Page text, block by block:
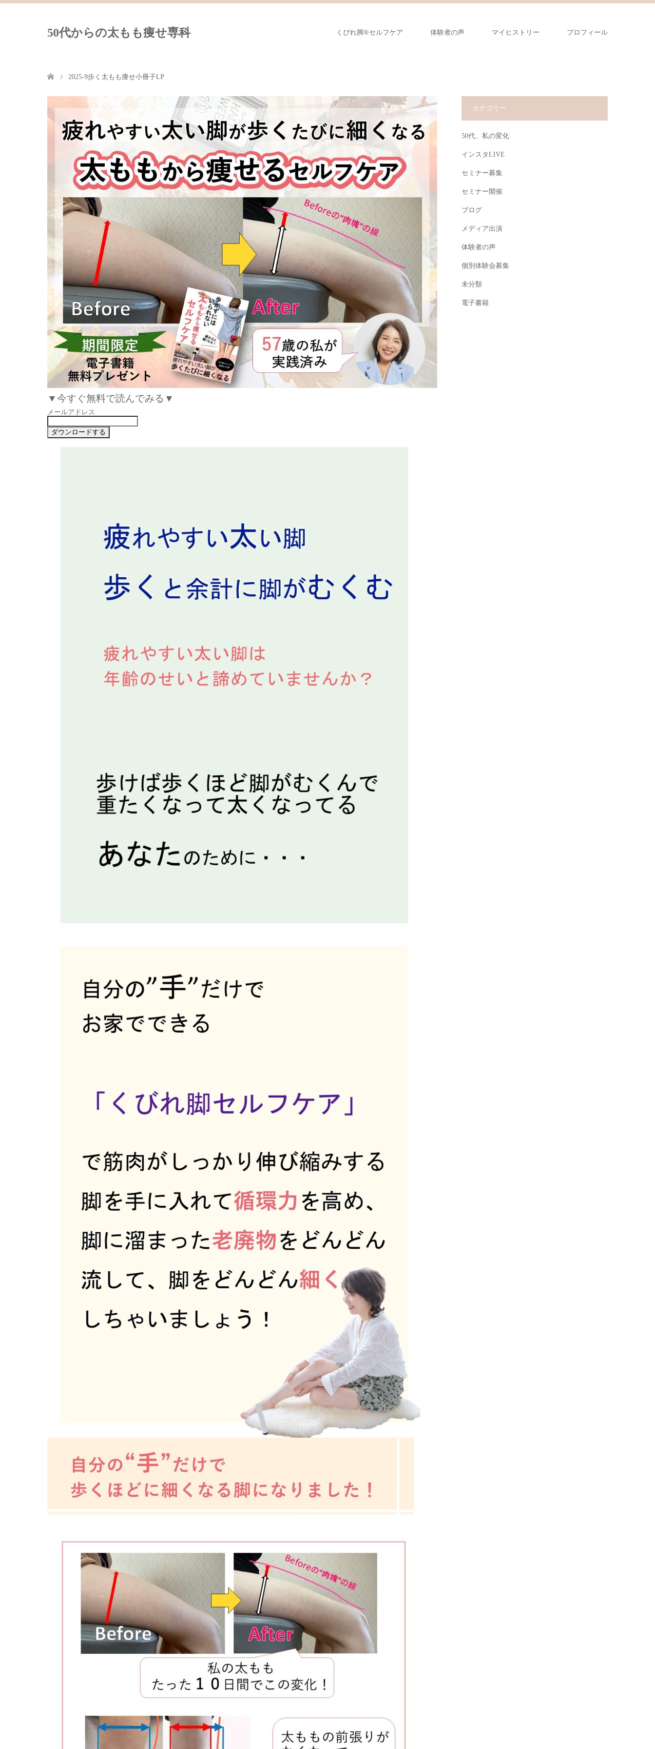
50代からの太もも痩せ専科 くびれ脚®︎セルフケア 体験者の声 マイヒストリー プロフィール
2025-9歩く太もも痩せ小冊子LP
▼今すぐ無料で読んでみる▼
メールアドレス
カテゴリー
50代、私の変化
インスタLIVE
セミナー募集
セミナー開催
ブログ
メディア出演
体験者の声
個別体験会募集
未分類
電子書籍